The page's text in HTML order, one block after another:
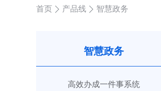
首页 产品线 智慧政务
智慧政务
高效办成一件事系统